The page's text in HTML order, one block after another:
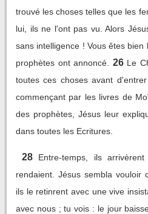
trouvé les choses telles que les
lui, ils ne l'ont pas vu. Alors
sans intelligence ! Vous êtes
prophètes ont annoncé.
26 Le
toutes ces choses avant
commençant par les livres de
des prophètes, Jésus leur
dans toutes les Ecritures.
28
Entre-temps, ils
rendaient. Jésus sembla vouloir
ils le retinrent avec une vive
avec nous ; tu vois : le jour